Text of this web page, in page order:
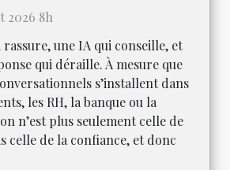
2026 8h
une IA qui conseille, et
qui déraille. À mesure que
s’installent dans
les RH, la banque ou la
n’est plus seulement celle de
celle de la confiance, et donc